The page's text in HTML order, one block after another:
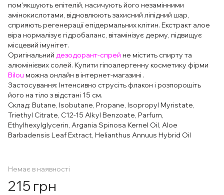
пом'якшують епітелій, насичують його незамінними
амінокислотами, відновлюють захисний ліпідний шар,
сприяють регенерації епідермальних клітин. Екстракт алое
віра нормалізує гідробаланс, вітамінізує дерму, підвищує
місцевий імунітет.
Оригінальний дезодорант-спрей не містить спирту та
алюмінієвих солей. Купити гіпоалергенну косметику фірми
Bilou можна онлайн в інтернет-магазині .
Застосування: Інтенсивно струсіть флакон і розпорошіть
його на тіло з відстані 15 см.
Склад: Butane, Isobutane, Propane, Isopropyl Myristate,
Triethyl Citrate, C12-15 Alkyl Benzoate, Parfum,
Ethylhexylglycerin, Argania Spinosa Kernel Oil, Aloe
Barbadensis Leaf Extract, Helianthus Annuus Hybrid Oil
Немає в наявності
215 грн